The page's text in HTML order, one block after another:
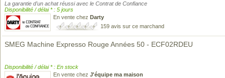
La garantie d'un achat réussi avec le Contrat de Confiance
Disponibilité / délai * : 5 jours
En vente chez Darty
159 avis sur ce marchand
SMEG Machine Expresso Rouge Années 50 - ECF02RDEU
Disponibilité / délai * : En stock
En vente chez J'équipe ma maison